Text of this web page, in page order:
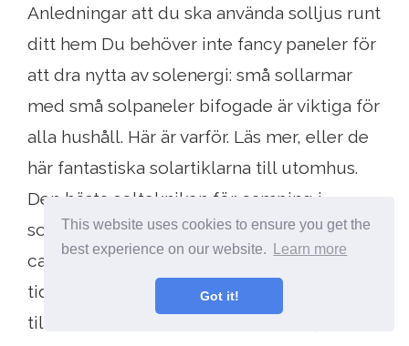
This website uses cookies to ensure you get the
best experience on our website.
Learn more
Got it!
Anledningar att du ska använda solljus runt
ditt hem Du behöver inte fancy paneler för
att dra nytta av solenergi: små sollarmar
med små solpaneler bifogade är viktiga för
alla hushåll. Här är varför. Läs mer, eller de
här fantastiska solartiklarna till utomhus.
Den bästa soltekniken för camping i
sommar Den bästa soltekniken för
camping i sommar Solartiklar kan göra din
tid i skogen bekvämare och mer
tillfredsställande. Vilka fördelar erbjuder